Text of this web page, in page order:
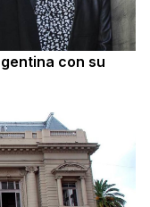
con su